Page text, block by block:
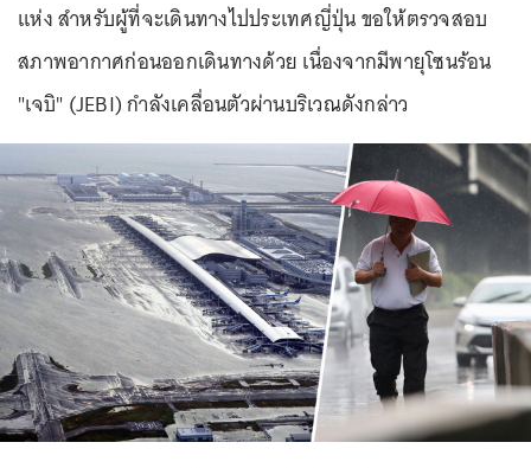
แห่ง สำหรับผู้ที่จะเดินทางไปประเทศญี่ปุ่น ขอให้ตรวจสอบ
สภาพอากาศก่อนออกเดินทางด้วย เนื่องจากมีพายุโซนร้อน
"เจบิ" (JEBI) กำลังเคลื่อนตัวผ่านบริเวณดังกล่าว